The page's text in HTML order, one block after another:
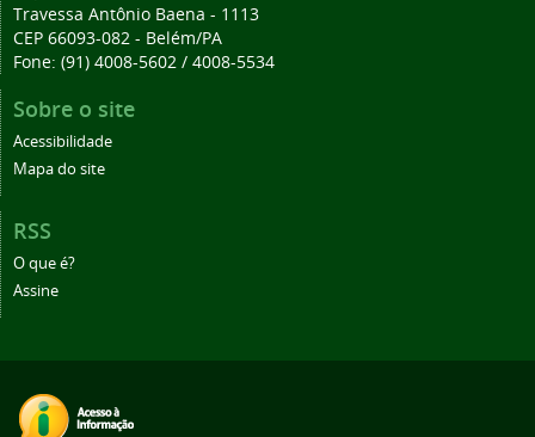
Travessa Antônio Baena - 1113
CEP 66093-082 - Belém/PA
Fone: (91) 4008-5602 / 4008-5534
Sobre o site
Acessibilidade
Mapa do site
RSS
O que é?
Assine